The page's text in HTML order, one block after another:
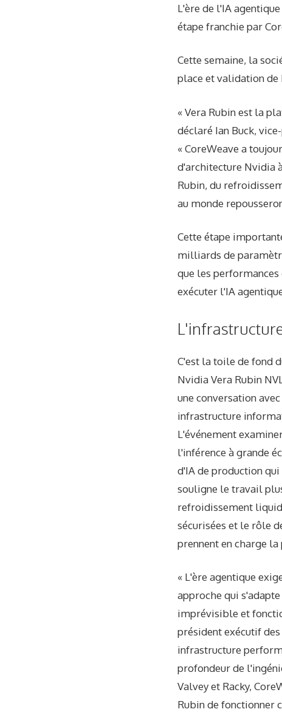
L'ère de l'IA
étape franchie par
Cette semaine, la
place et validation de
« Vera Rubin est la
déclaré Ian Buck,
« CoreWeave a
d'architecture Nvidia
Rubin, du
au monde
Cette étape
milliards de
que les
exécuter l'IA
C'est la toile de fond
Nvidia Vera Rubin
une conversation
infrastructure
L'événement
l'inférence à grande
d'IA de production qui
souligne le travail
refroidissement
sécurisées et le rôle
prennent en charge
« L'ère agentique
approche qui
imprévisible et
président exécutif
infrastructure
profondeur de
Valvey et Racky,
Rubin de fonctionner